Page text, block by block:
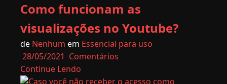
Como funcionam as
visualizações no Youtube?
de Nenhum em Essencial para uso
28/05/2021 Comentários
Continue Lendo